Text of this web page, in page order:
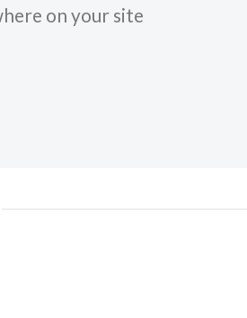
on your site